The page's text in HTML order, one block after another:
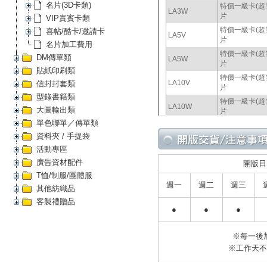
名片(3D卡類)
VIP貴賓卡類
喜帖/酷卡/邀請卡
名片加工費用
DM傳單類
貼紙印刷類
信封封套類
型錄書籍類
大圖輸出類
單色聯單／傳單類
資料夾 / 手提袋
活動專區
廣告資材配件
T恤/制服/團體服
其他紡織品
客製禮贈品
開版日
週一 週二 週三
● ● ●
※每一後
※工作天